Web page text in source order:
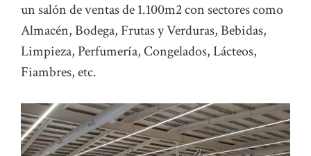
un salón de ventas de 1.100m2 con sectores como
Almacén, Bodega, Frutas y Verduras, Bebidas,
Limpieza, Perfumería, Congelados, Lácteos,
Fiambres, etc.